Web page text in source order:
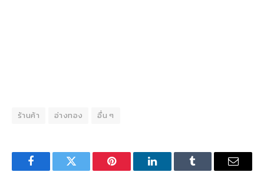
ร้านค้า อ่างทอง อื่น ๆ